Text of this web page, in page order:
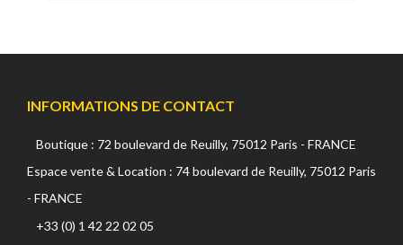
INFORMATIONS DE CONTACT
Boutique : 72 boulevard de Reuilly, 75012 Paris - FRANCE
Espace vente & Location : 74 boulevard de Reuilly, 75012 Paris
- FRANCE
+33 (0) 1 42 22 02 05